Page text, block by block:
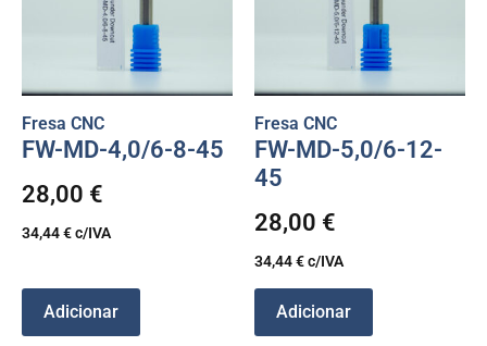
Fresa CNC
FW-MD-4,0/6-8-45
28,00 €
34,44€c/IVA
Adicionar
Fresa CNC
FW-MD-5,0/6-12-
45
28,00 €
34,44€c/IVA
Adicionar